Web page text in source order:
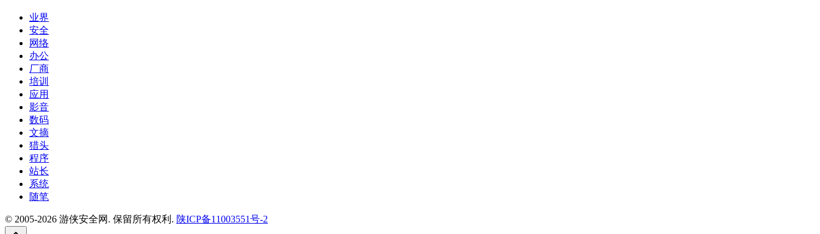
业界
安全
网络
办公
厂商
培训
应用
影音
数码
文摘
猎头
程序
站长
系统
随笔
© 2005-2026 游侠安全网. 保留所有权利. 陕ICP备11003551号-2